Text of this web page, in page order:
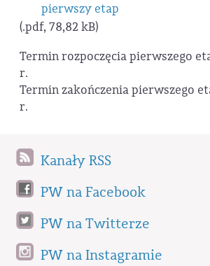
pierwszy etap
(.pdf, 78,82 kB)
Termin rozpoczęcia pierwszego
r.
Termin zakończenia pierwszego
r.
Kanały RSS
PW na Facebook
PW na Twitterze
PW na Instagramie